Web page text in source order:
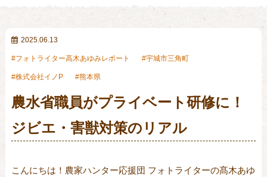
n
2025.06.13
フォトライター高木あゆみレポート 宇城市三角町
株式会社イノP 熊本県
農水省職員がプライベート研修に！
ジビエ・害獣対策のリアル
こんにちは！農家ハンター応援団 フォトライターの髙木あゆ